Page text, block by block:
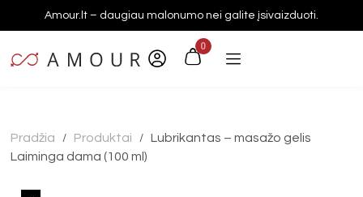
Amour.lt – daugiau malonumo nei galite įsivaizduoti.
0
Pradžia / Produktai /
Lubrikantas – masažo gelis
Laiminga dama (100 ml)